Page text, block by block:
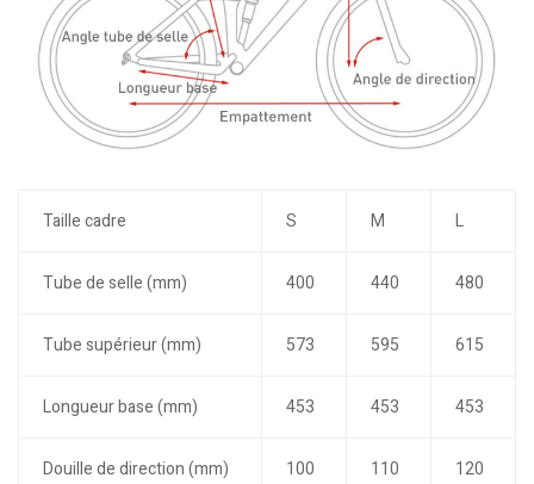
Taille cadre S M L
Tube de selle (mm) 400 440 480
Tube supérieur (mm) 573 595 615
Longueur base (mm) 453 453 453
Douille de direction (mm) 100 110 120